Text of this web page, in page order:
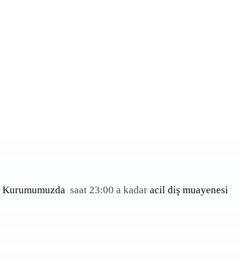
Kurumumuzda saat 23:00 a kadar acil diş muayenesi